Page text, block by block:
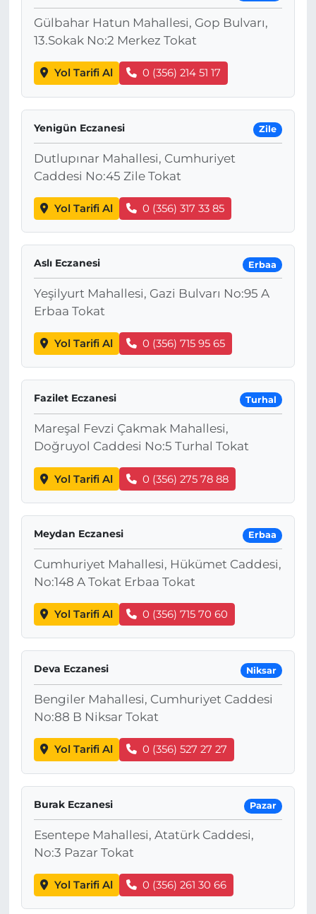
Gülbahar Hatun Mahallesi, Gop Bulvarı,
13.Sokak No:2 Merkez Tokat
Yol Tarifi Al 0 (356) 214 51 17
Yenigün Eczanesi Zile
Dutlupınar Mahallesi, Cumhuriyet
Caddesi No:45 Zile Tokat
Yol Tarifi Al 0 (356) 317 33 85
Aslı Eczanesi Erbaa
Yeşilyurt Mahallesi, Gazi Bulvarı No:95 A
Erbaa Tokat
Yol Tarifi Al 0 (356) 715 95 65
Fazilet Eczanesi Turhal
Mareşal Fevzi Çakmak Mahallesi,
Doğruyol Caddesi No:5 Turhal Tokat
Yol Tarifi Al 0 (356) 275 78 88
Meydan Eczanesi Erbaa
Cumhuriyet Mahallesi, Hükümet Caddesi,
No:148 A Tokat Erbaa Tokat
Yol Tarifi Al 0 (356) 715 70 60
Deva Eczanesi Niksar
Bengiler Mahallesi, Cumhuriyet Caddesi
No:88 B Niksar Tokat
Yol Tarifi Al 0 (356) 527 27 27
Burak Eczanesi Pazar
Esentepe Mahallesi, Atatürk Caddesi,
No:3 Pazar Tokat
Yol Tarifi Al 0 (356) 261 30 66